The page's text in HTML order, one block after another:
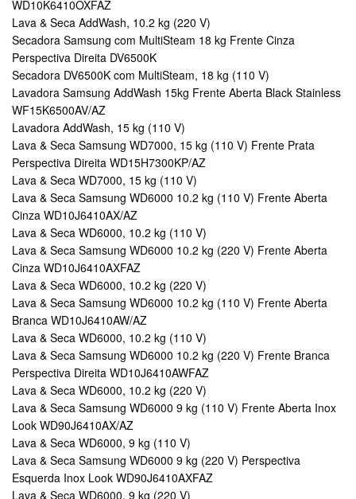
WD10K6410OXFAZ
Lava & Seca AddWash, 10.2 kg (220 V)
Secadora Samsung com MultiSteam 18 kg Frente Cinza
Perspectiva Direita DV6500K
Secadora DV6500K com MultiSteam, 18 kg (110 V)
Lavadora Samsung AddWash 15kg Frente Aberta Black Stainless
WF15K6500AV/AZ
Lavadora AddWash, 15 kg (110 V)
Lava & Seca Samsung WD7000, 15 kg (110 V) Frente Prata
Perspectiva Direita WD15H7300KP/AZ
Lava & Seca WD7000, 15 kg (110 V)
Lava & Seca Samsung WD6000 10.2 kg (110 V) Frente Aberta
Cinza WD10J6410AX/AZ
Lava & Seca WD6000, 10.2 kg (110 V)
Lava & Seca Samsung WD6000 10.2 kg (220 V) Frente Aberta
Cinza WD10J6410AXFAZ
Lava & Seca WD6000, 10.2 kg (220 V)
Lava & Seca Samsung WD6000 10.2 kg (110 V) Frente Aberta
Branca WD10J6410AW/AZ
Lava & Seca WD6000, 10.2 kg (110 V)
Lava & Seca Samsung WD6000 10.2 kg (220 V) Frente Branca
Perspectiva Direita WD10J6410AWFAZ
Lava & Seca WD6000, 10.2 kg (220 V)
Lava & Seca Samsung WD6000 9 kg (110 V) Frente Aberta Inox
Look WD90J6410AX/AZ
Lava & Seca WD6000, 9 kg (110 V)
Lava & Seca Samsung WD6000 9 kg (220 V) Perspectiva
Esquerda Inox Look WD90J6410AXFAZ
Lava & Seca WD6000, 9 kg (220 V)